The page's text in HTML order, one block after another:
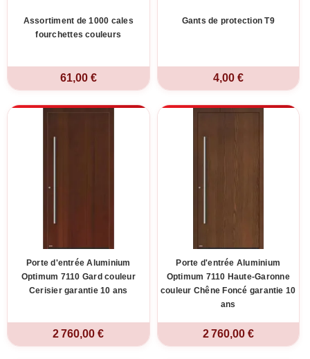
Assortiment de 1000 cales
fourchettes couleurs
61,00 €
Gants de protection T9
4,00 €
Porte d'entrée Aluminium
Optimum 7110 Gard couleur
Cerisier garantie 10 ans
2 760,00 €
Porte d'entrée Aluminium
Optimum 7110 Haute-Garonne
couleur Chêne Foncé garantie 10
ans
2 760,00 €